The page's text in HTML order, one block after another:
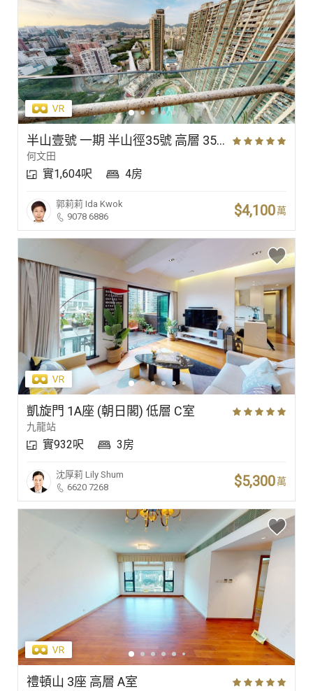
半山壹號 一期 半山徑35號 高層 35室
何文田
實1,604呎 4房
郭莉莉 Ida Kwok
9078 6886
$4,100萬
凱旋門 1A座 (朝日閣) 低層 C室
九龍站
實932呎 3房
沈厚莉 Lily Shum
6620 7268
$5,300萬
禮頓山 3座 高層 A室